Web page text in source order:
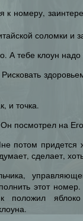
к номеру,
соломки и
тебе клоун надо
и точка.
посмотрел на
потом придется
сделает,
этот
положил